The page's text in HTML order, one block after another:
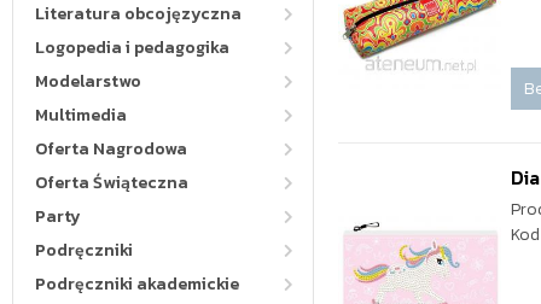
Literatura obcojęzyczna
Logopedia i pedagogika
Modelarstwo
Multimedia
Oferta Nagrodowa
Oferta Świąteczna
Party
Podręczniki
Podręczniki akademickie